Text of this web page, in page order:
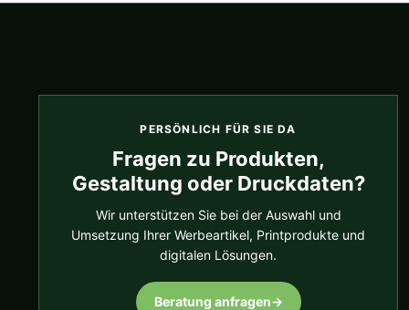
PERSÖNLICH FÜR SIE DA
Fragen zu Produkten,
Gestaltung oder Druckdaten?
Wir unterstützen Sie bei der Auswahl und
Umsetzung Ihrer Werbeartikel, Printprodukte und
digitalen Lösungen.
Beratung anfragen→